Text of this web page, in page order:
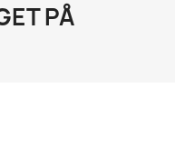
PÅ